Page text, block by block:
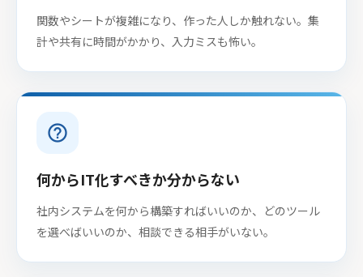
関数やシートが複雑になり、作った人しか触れない。集
計や共有に時間がかかり、入力ミスも怖い。
help_outline
何からIT化すべきか分からない
社内システムを何から構築すればいいのか、どのツール
を選べばいいのか、相談できる相手がいない。